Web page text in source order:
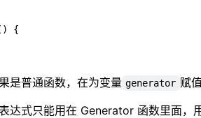
{
是普通函数，在为变量 generator 赋
达式只能用在 Generator 函数里面，